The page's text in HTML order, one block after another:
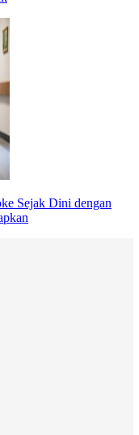
Sejak Dini dengan